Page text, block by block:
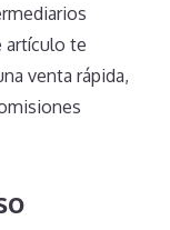
artículo te
venta rápida,